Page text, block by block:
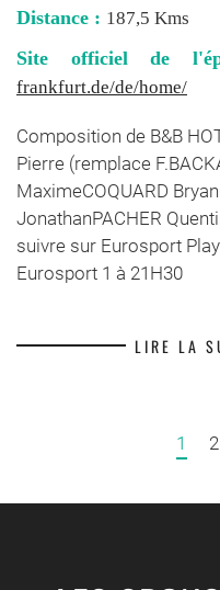
Distance : 187,5 Kms
Site officiel de
frankfurt.de/de/home/
Composition de B&B
Pierre (remplace
MaximeCOQUARD
JonathanPACHER
suivre sur Eurosport
Eurosport 1 à 21H30
LIRE LA
1 2